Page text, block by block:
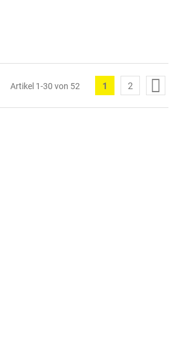
Artikel 1-30 von 52 Sie
1 Seite
2